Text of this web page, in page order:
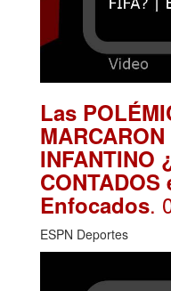
Las
INFANTINO
Enfocados.
ESPN Deportes